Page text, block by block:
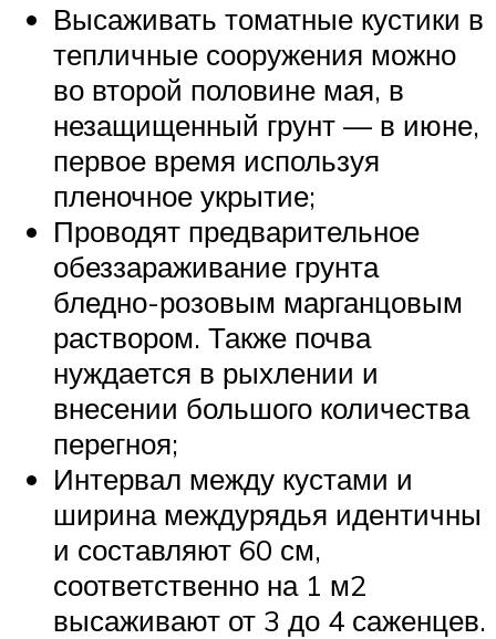
Высаживать томатные кустики в
тепличные сооружения можно
во второй половине мая, в
незащищенный грунт — в июне,
первое время используя
пленочное укрытие;
Проводят предварительное
обеззараживание грунта
бледно-розовым марганцовым
раствором. Также почва
нуждается в рыхлении и
внесении большого количества
перегноя;
Интервал между кустами и
ширина междурядья идентичны
и составляют 60 см,
соответственно на 1 м2
высаживают от 3 до 4 саженцев.